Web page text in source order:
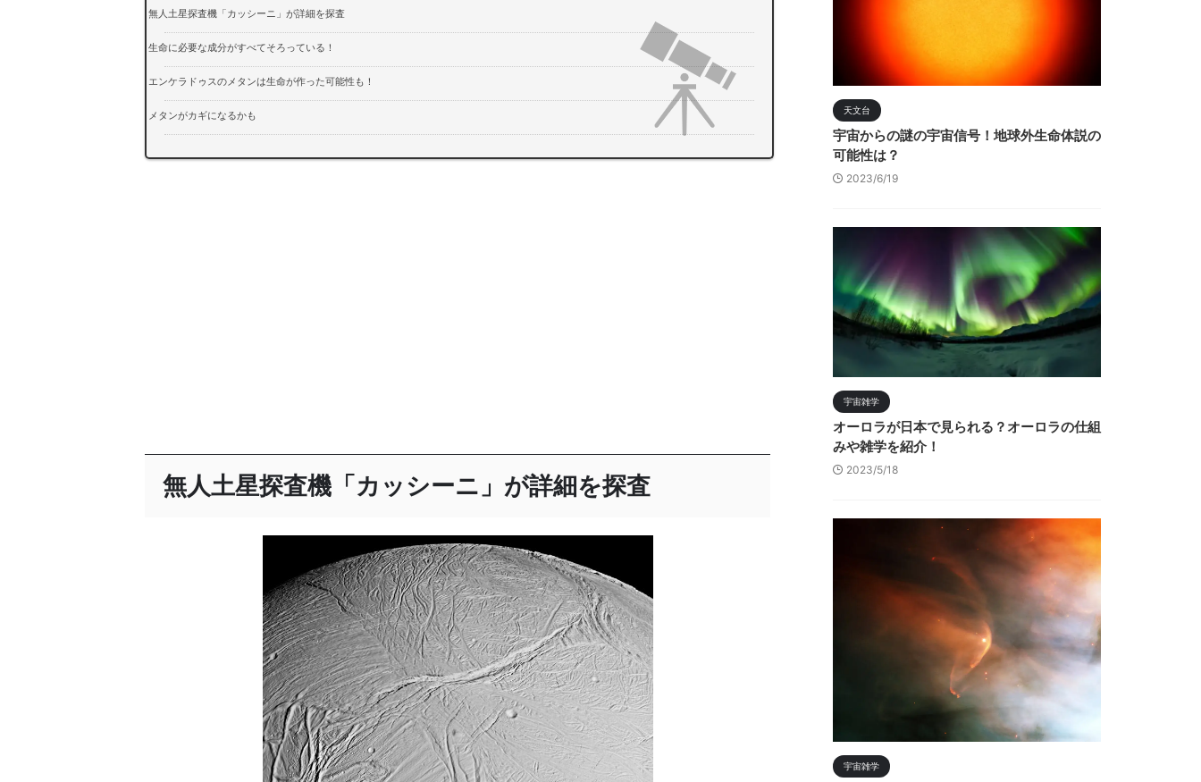
無人土星探査機「カッシーニ」が詳細を探査
生命に必要な成分がすべてそろっている！
エンケラドゥスのメタンは生命が作った可能性も！
メタンがカギになるかも
無人土星探査機「カッシーニ」が詳細を探査
天文台
宇宙からの謎の宇宙信号！地球外生命体説の
可能性は？
2023/6/19
宇宙雑学
オーロラが日本で見られる？オーロラの仕組
みや雑学を紹介！
2023/5/18
宇宙雑学